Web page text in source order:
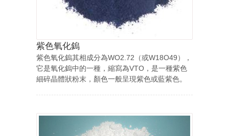
紫色氧化鎢
紫色氧化鎢其相成分為WO2.72（或W18O49），
它是氧化鎢中的一種，縮寫為VTO，是一種紫色
細碎晶體狀粉末，顏色一般呈現紫色或藍紫色。